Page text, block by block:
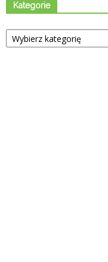
Kategorie
Kategorie